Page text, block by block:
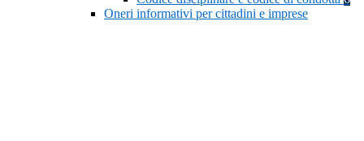
Oneri informativi per cittadini e imprese